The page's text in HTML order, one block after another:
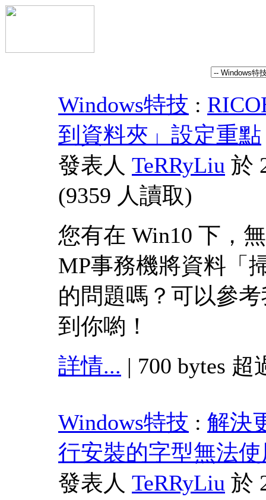
Windows特技 :
到資料夾」設定重點
發表人 TeRRyLiu 於
(9359 人讀取)
您有在 Win10 下，
MP事務機將資料「
的問題嗎？可以參
到你喲！
詳情... | 700 bytes 超
Windows特技 : 解決
行安裝的字型無法
發表人 TeRRyLiu 於